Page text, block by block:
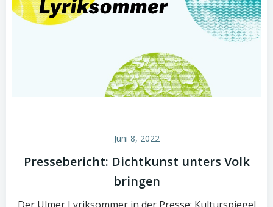
Juni 8, 2022
Pressebericht: Dichtkunst unters Volk
bringen
Der Ulmer Lyriksommer in der Presse: Kulturspiegel